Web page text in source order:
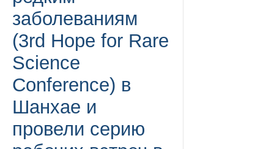
заболеваниям
(3rd Hope for Rare
Science
Conference) в
Шанхае и
провели серию